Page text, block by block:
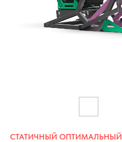
СТАТИЧНЫЙ ОПТИМАЛЬНЫЙ